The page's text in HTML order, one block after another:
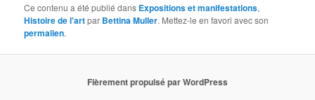
Ce contenu a été publié dans Expositions et manifestations,
Histoire de l'artpar Bettina Muller. Mettez-le en favori avec son
permalien.
Fièrement propulsé par WordPress